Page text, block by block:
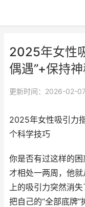
2025年女性
偶遇”+保持
更新时间：2026-02-07
2025年女性吸引力
个科学技巧
你是否有过这样的
才相处一两周，他
上的吸引力突然消
把自己的“全部底牌